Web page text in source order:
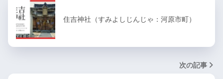
住吉神社（すみよしじんじゃ：河原市町）
次の記事